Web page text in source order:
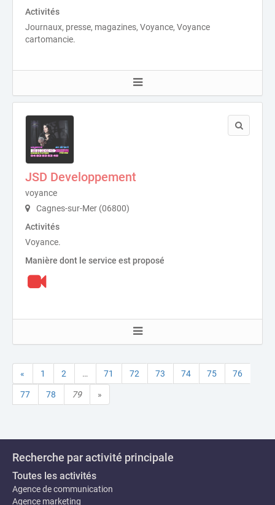
Activités
Journaux, presse, magazines, Voyance, Voyance
cartomancie.
JSD Developpement
voyance
Cagnes-sur-Mer (06800)
Activités
Voyance.
Manière dont le service est proposé
« 1 2 … 71 72 73 74 75 76
77 78 79 »
Recherche par activité principale
Toutes les activités
Agence de communication
Agence marketing